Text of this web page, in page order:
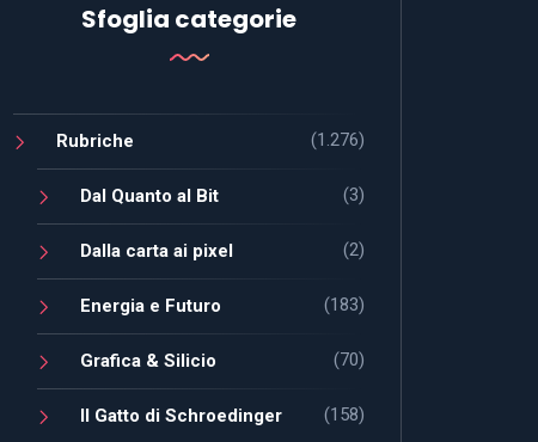
Sfoglia categorie
Rubriche (1.276)
Dal Quanto al Bit (3)
Dalla carta ai pixel (2)
Energia e Futuro (183)
Grafica & Silicio (70)
Il Gatto di Schroedinger (158)